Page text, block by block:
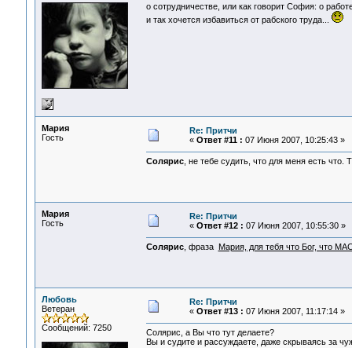
о сотрудничестве, или как говорит София: о
и так хочется избавиться от рабского труда...
Мария
Гость
Re: Притчи
« Ответ #11 : 07 Июня 2007, 10:25:43 »
Солярис, не тебе судить, что для меня есть
Мария
Гость
Re: Притчи
« Ответ #12 : 07 Июня 2007, 10:55:30 »
Солярис, фраза Мария, для тебя что Бог, что
Любовь
Ветеран
Сообщений: 7250
Re: Притчи
« Ответ #13 : 07 Июня 2007, 11:17:14 »
Солярис, а Вы что тут делаете?
Вы и судите и рассуждаете, даже скрываясь за